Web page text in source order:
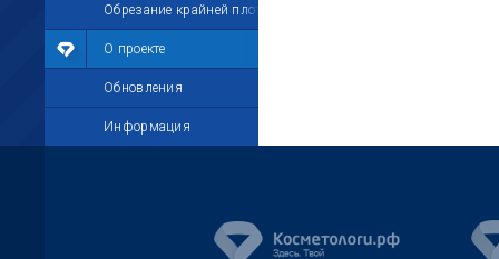
Обрезание крайней плоти
О проекте
Обновления
Информация